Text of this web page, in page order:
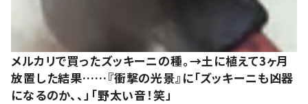
メルカリで買ったズッキーニの種。→土に植えて3ヶ月
放置した結果……『衝撃の光景』に「ズッキーニも凶器
になるのか、、」「野太い音！笑」